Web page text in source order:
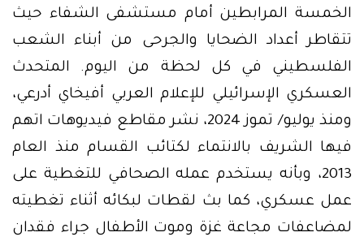
الخمسة المرابطين أمام مستشفى الشفاء حيث
تتقاطر أعداد الضحايا والجرحى من أبناء الشعب
الفلسطيني في كل لحظة من اليوم. المتحدث
العسكري الإسرائيلي للإعلام العربي أفيخاي أدرعي،
ومنذ يوليو/ تموز 2024، نشر مقاطع فيديوهات اتهم
فيها الشريف بالانتماء لكتائب القسام منذ العام
2013، وبأنه يستخدم عمله الصحافي للتغطية على
عمل عسكري، كما بث لقطات لبكائه أثناء تغطيته
لمضاعفات مجاعة غزة وموت الأطفال جراء فقدان